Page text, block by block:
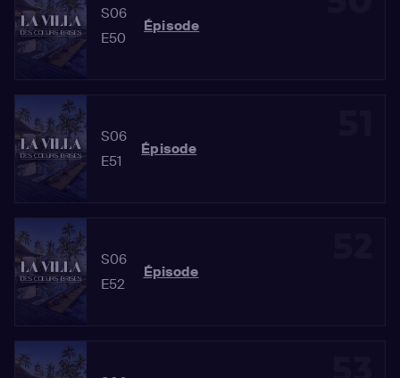
S06
E50
Épisode
S06
E51
Épisode
S06
E52
Épisode